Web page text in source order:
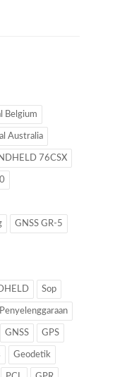
Belgium
Australia
76CSX
GNSS GR-5
Sop
Penyelenggaraan
GNSS GPS
Geodetik